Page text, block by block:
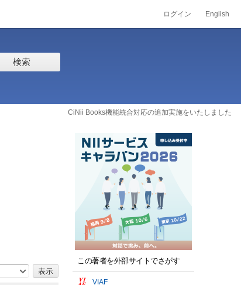
ログイン English
検索
CiNii Books機能統合対応の追加実施をいたしました
この著者を外部サイトでさがす
VIAF